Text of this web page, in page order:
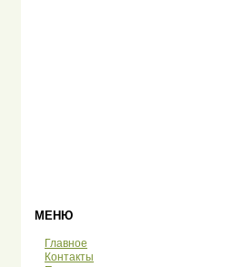
МЕНЮ
Главное
Контакты